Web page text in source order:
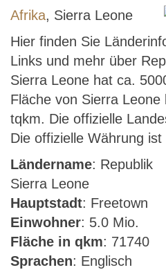
Afrika, Sierra Leone
Hier finden Sie
Links und mehr über
Sierra Leone hat ca.
Fläche von Sierra
tqkm. Die offizielle
Die offizielle Währung ist
Ländername: Republik
Sierra Leone
Hauptstadt: Freetown
Einwohner: 5.0 Mio.
Fläche in qkm: 71740
Sprachen: Englisch